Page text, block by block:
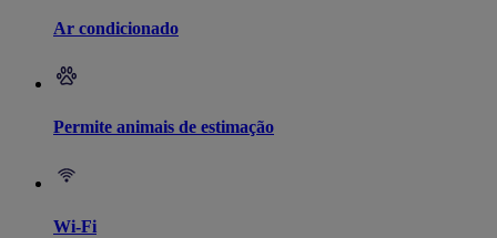
Ar condicionado
Permite animais de estimação
Wi-Fi